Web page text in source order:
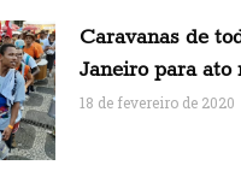
Caravanas de
Janeiro para ato
18 de fevereiro de 2020